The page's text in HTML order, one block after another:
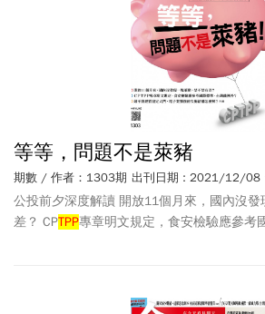
等等，問題不是萊豬
期數 / 作者：1303期 出刊日期 : 2021/12/08
公投前夕深度解讀 開放11個月來，國內沒
差？ CPTPP專章明文規定，食安檢驗應參考
高耐震資產配置 放任匯率重貶、物價暴漲還